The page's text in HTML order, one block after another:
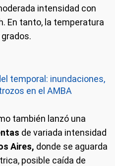
intensidad con
En tanto, la temperatura
temporal: inundaciones,
en el AMBA
también lanzó una
de variada intensidad
Aires, donde se aguarda
posible caída de